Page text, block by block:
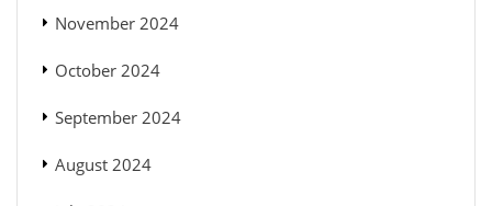
November 2024
October 2024
September 2024
August 2024